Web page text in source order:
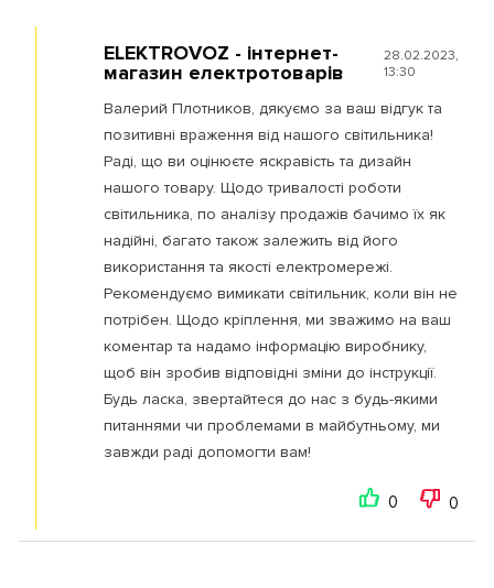
ELEKTROVOZ - інтернет-
магазин електротоварів
28.02.2023,
13:30
Валерий Плотников, дякуємо за ваш відгук та
позитивні враження від нашого світильника!
Раді, що ви оцінюєте яскравість та дизайн
нашого товару. Щодо тривалості роботи
світильника, по аналізу продажів бачимо їх як
надійні, багато також залежить від його
використання та якості електромережі.
Рекомендуємо вимикати світильник, коли він не
потрібен. Щодо кріплення, ми зважимо на ваш
коментар та надамо інформацію виробнику,
щоб він зробив відповідні зміни до інструкції.
Будь ласка, звертайтеся до нас з будь-якими
питаннями чи проблемами в майбутньому, ми
завжди раді допомогти вам!
0 0